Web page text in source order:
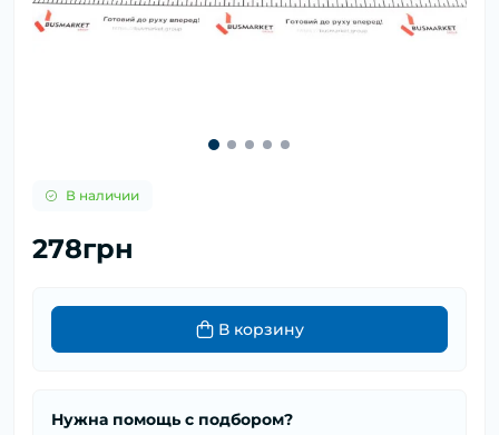
В наличии
278грн
В корзину
Нужна помощь с подбором?